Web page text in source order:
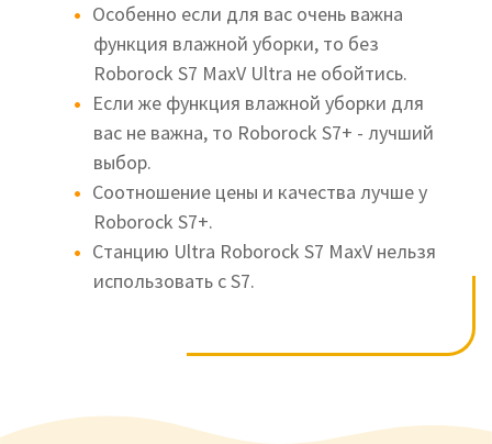
Особенно если для вас очень важна
функция влажной уборки, то без
Roborock S7 MaxV Ultra не обойтись.
Если же функция влажной уборки для
вас не важна, то Roborock S7+ - лучший
выбор.
Соотношение цены и качества лучше у
Roborock S7+.
Станцию Ultra Roborock S7 MaxV нельзя
использовать с S7.